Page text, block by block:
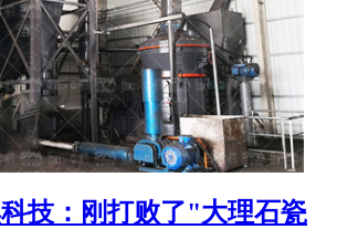
技：刚打败了"大理石瓷